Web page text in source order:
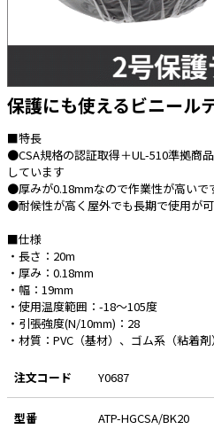
照明・照明器具
スイッチ・コンセント（配線器具）
PF管/FEP管/CD管/情報線保護管
みカバー
工具関連
EV充電設備工事関連
その他
e431オリジナル
暑さ対策
販売終了品
保護にも使えるビニール
■特長
●CSA規格の認証取得＋UL-510準拠商
しています
●厚みが0.18mmなので作業性が高いで
●耐候性が高く屋外でも長期で使用が
■仕様
・長さ：20m
・厚み：0.18mm
・幅：19mm
・使用温度範囲：-18～105度
・引張強度(N/10mm)：28
・材質：PVC（基材）、ゴム系（粘着剤）
注文コード Y0687
型番 ATP-HGCSA/BK20